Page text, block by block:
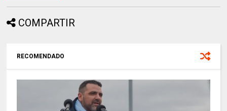
COMPARTIR
RECOMENDADO